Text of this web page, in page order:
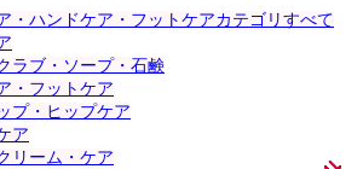
・ハンドケア・フットケアカテゴリすべて
ラブ・ソープ・石鹸
・フットケア
プ・ヒップケア
ア
リーム・ケア